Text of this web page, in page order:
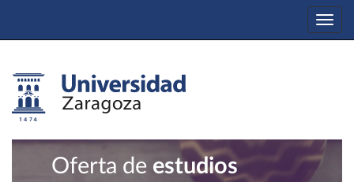
Oferta de estudios